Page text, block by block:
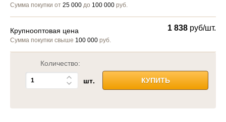
Сумма покупки от 25 000 до 100 000 руб.
Крупнооптовая цена
Сумма покупки свыше 100 000 руб.
1 838 руб/шт.
Количество:
шт. КУПИТЬ